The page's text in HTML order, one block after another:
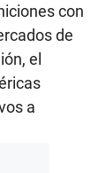
con
de
el
a